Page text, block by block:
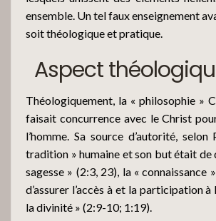
ensemble. Un tel faux enseignement
soit théologique et pratique.
Aspect
Théologiquement, la « philosophie »
faisait concurrence avec le Christ
l’homme. Sa source d’autorité,
tradition » humaine et son but était de
sagesse » (2:3, 23), la « connaissance
d’assurer l’accès à et la participation
la divinité » (2:9-10; 1:19).